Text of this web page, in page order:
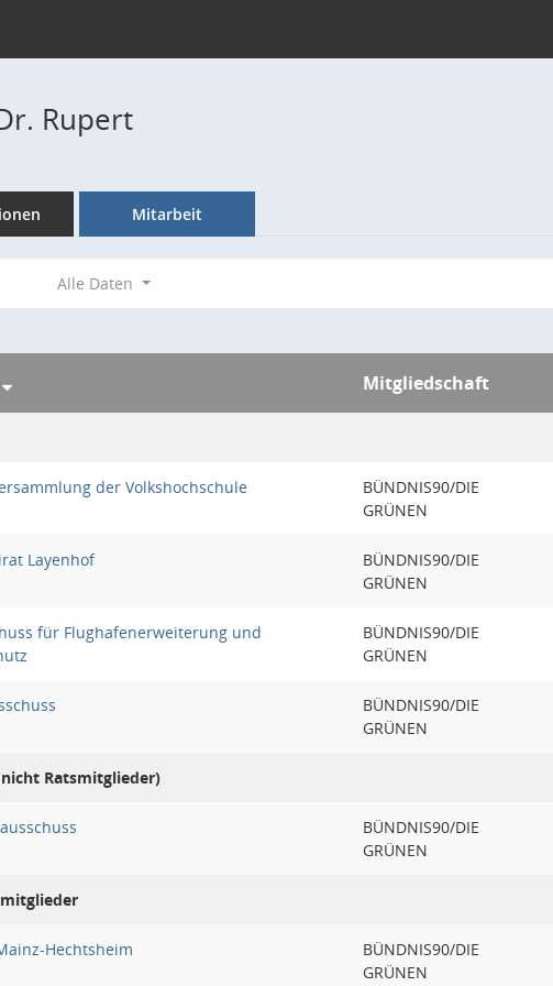
Rupert
Mitarbeit
Alle Daten
Mitgliedschaft
der Volkshochschule
BÜNDNIS90/DIE
GRÜNEN
Layenhof
BÜNDNIS90/DIE
GRÜNEN
für Flughafenerweiterung und
BÜNDNIS90/DIE
GRÜNEN
BÜNDNIS90/DIE
GRÜNEN
Ratsmitglieder)
BÜNDNIS90/DIE
GRÜNEN
Hechtsheim
BÜNDNIS90/DIE
GRÜNEN